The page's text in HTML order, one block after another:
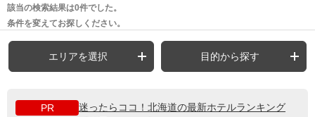
該当の検索結果は0件でした。
条件を変えてお探しください。
エリアを選択 目的から探す
PR
迷ったらココ！北海道の最新ホテルランキング